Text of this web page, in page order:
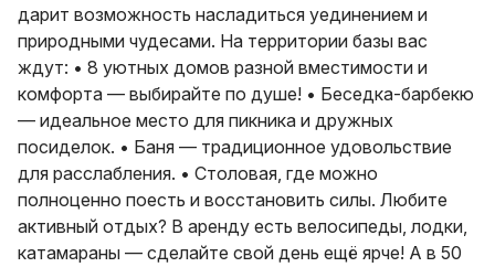
дарит возможность насладиться уединением и
природными чудесами. На территории базы вас
ждут: • 8 уютных домов разной вместимости и
комфорта — выбирайте по душе! • Беседка-барбекю
— идеальное место для пикника и дружных
посиделок. • Баня — традиционное удовольствие
для расслабления. • Столовая, где можно
полноценно поесть и восстановить силы. Любите
активный отдых? В аренду есть велосипеды, лодки,
катамараны — сделайте свой день ещё ярче! А в 50